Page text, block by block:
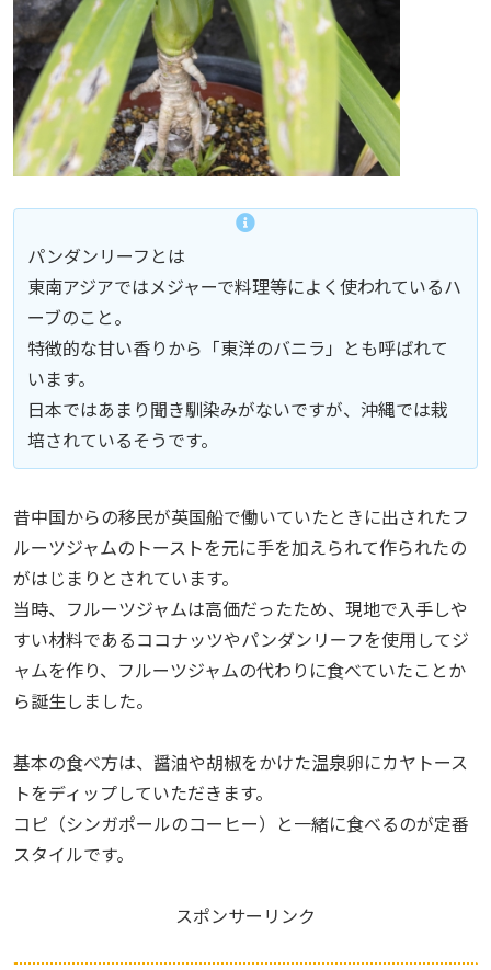
パンダンリーフとは
東南アジアではメジャーで料理等によく使われているハ
ーブのこと。
特徴的な甘い香りから「東洋のバニラ」とも呼ばれて
います。
日本ではあまり聞き馴染みがないですが、沖縄では栽
培されているそうです。
昔中国からの移民が英国船で働いていたときに出されたフ
ルーツジャムのトーストを元に手を加えられて作られたの
がはじまりとされています。
当時、フルーツジャムは高価だったため、現地で入手しや
すい材料であるココナッツやパンダンリーフを使用してジ
ャムを作り、フルーツジャムの代わりに食べていたことか
ら誕生しました。
基本の食べ方は、醤油や胡椒をかけた温泉卵にカヤトース
トをディップしていただきます。
コピ（シンガポールのコーヒー）と一緒に食べるのが定番
スタイルです。
スポンサーリンク